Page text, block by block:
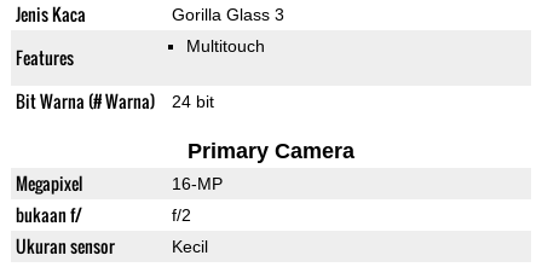
Jenis Kaca Gorilla Glass 3
Features Multitouch
Bit Warna (# Warna) 24 bit
Primary Camera
Megapixel 16-MP
bukaan f/ f/2
Ukuran sensor Kecil